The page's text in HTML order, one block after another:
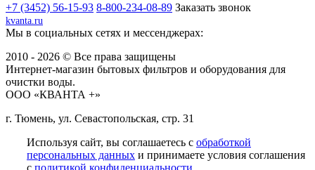
+7 (3452) 56-15-93 8-800-234-08-89 Заказать звонок
kvanta.ru
Мы в социальных сетях и мессенджерах:
2010 - 2026 © Все права защищены
Интернет-магазин бытовых фильтров и оборудования для
очистки воды.
ООО «КВАНТА +»
г. Тюмень, ул. Севастопольская, стр. 31
Используя сайт, вы соглашаетесь с обработкой
персональных данных и принимаете условия соглашения
с политикой конфиденциальности